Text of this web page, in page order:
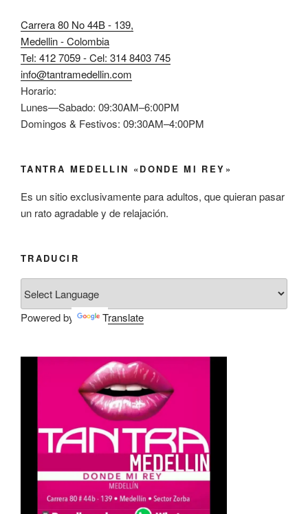
Carrera 80 No 44B - 139,
Medellin - Colombia
Tel: 412 7059 - Cel: 314 8403 745
info@tantramedellin.com
Horario:
Lunes—Sabado: 09:30AM–6:00PM
Domingos & Festivos: 09:30AM–4:00PM
TANTRA MEDELLIN «DONDE MI REY»
Es un sitio exclusivamente para adultos, que quieran pasar
un rato agradable y de relajación.
TRADUCIR
Powered by Translate